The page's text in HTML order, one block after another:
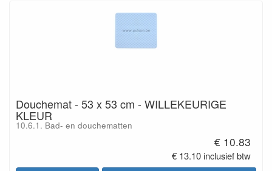
Douchemat - 53 x 53 cm - WILLEKEURIGE
KLEUR
10.6.1. Bad- en douchematten
€ 10.83
€ 13.10 inclusief btw